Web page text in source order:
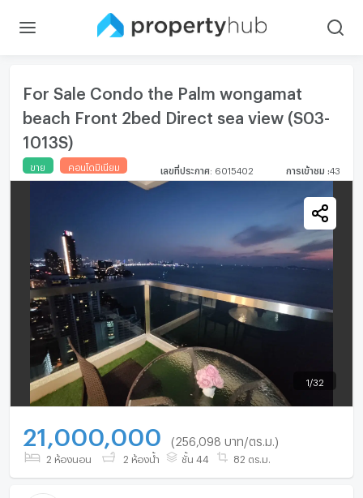
For Sale Condo the Palm wongamat
beach Front 2bed Direct sea view (S03-
1013S)
ขาย คอนโดมิเนียม เลขที่ประกาศ: 6015402 การเข้าชม 43
1 /32
21,000,000 (256,098 บาท/ตร.ม.)
2 ห้องนอน 2 ห้องน้ำ ชั้น 44 82 ตร.ม.